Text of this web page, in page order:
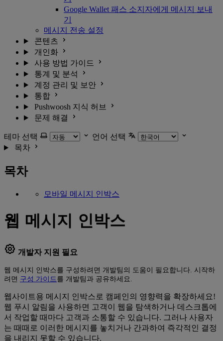
Google Wallet 패스 소지자에게 메시지 보내
기
메시지 전송 설정
콘텐츠
개인화
사용 방법 가이드
통계 및 분석
계정 관리 및 보안
통합
Pushwoosh 지식 허브
문제 해결
테마 선택
언어 선택
목차
목차
모바일 메시지 인박스
웹 메시지 인박스
개발자 지원 필요
웹 메시지 인박스를 구성하려면 개발팀의 도움이 필요합니다. 시작하
려면 구성 가이드 를 개발팀과 공유하세요.
웹사이트용 메시지 인박스로 캠페인의 영향력을 확장하세요!
웹 푸시 알림을 사용하면 고객이 웹을 탐색하거나 데스크톱에
서 작업할 때마다 고객과 소통할 수 있습니다. 그러나 사용자
는 때때로 이러한 메시지를 놓치거나 간과하여 즉각적인 결정
을 내리지 못할 수 있습니다.